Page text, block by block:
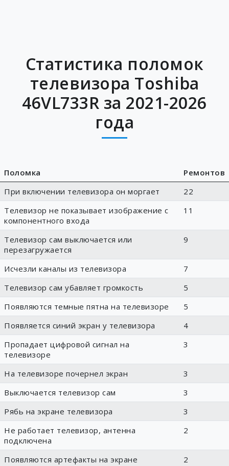
Статистика поломок
телевизора Toshiba
46VL733R за 2021-2026
года
Поломка
Ремонтов
При включении телевизора он моргает
22
Телевизор не показывает изображение с
компонентного входа
11
Телевизор сам выключается или
перезагружается
9
Исчезли каналы из телевизора
7
Телевизор сам убавляет громкость
5
Появляются темные пятна на телевизоре
5
Появляется синий экран у телевизора
4
Пропадает цифровой сигнал на
телевизоре
3
На телевизоре почернел экран
3
Выключается телевизор сам
3
Рябь на экране телевизора
3
Не работает телевизор, антенна
подключена
2
Появляются артефакты на экране
2